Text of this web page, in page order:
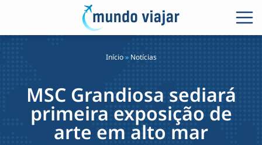
Início» Notícias
MSC Grandiosa sediará
primeira exposição de
arte em alto mar